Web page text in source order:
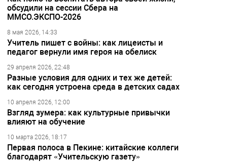
обсудили на сессии Сбера на
ММСО.ЭКСПО-2026
8 мая 2026, 14:33
Учитель пишет с войны: как лицеисты и
педагог вернули имя героя на обелиск
29 апреля 2026, 22:48
Разные условия для одних и тех же детей:
как сегодня устроена среда в детских садах
10 апреля 2026, 12:00
Взгляд зумера: как культурные привычки
влияют на обучение
10 марта 2026, 18:17
Первая полоса в Пекине: китайские коллеги
благодарят «Учительскую газету»